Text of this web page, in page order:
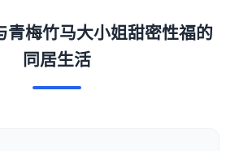
青梅竹马大小姐甜密性福的
同居生活